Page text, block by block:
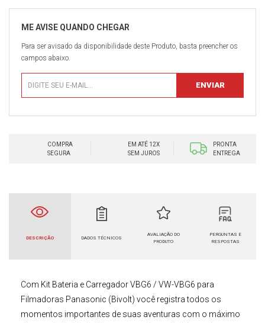
Para ser avisado da disponibilidade deste Produto, basta preencher os
campos abaixo.
COMPRA
SEGURA
EM ATÉ 12X
SEM JUROS
PRONTA
ENTREGA
DESCRIÇÃO DADOS TÉCNICOS
AVALIAÇÃO DO
PRODUTO
PERGUNTAS E
RESPOSTAS
Com Kit Bateria e Carregador VBG6 / VW-VBG6 para
Filmadoras Panasonic (Bivolt) você registra todos os
momentos importantes de suas aventuras com o máximo